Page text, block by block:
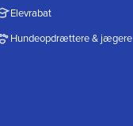
Elevrabat
Hundeopdrættere & jægere